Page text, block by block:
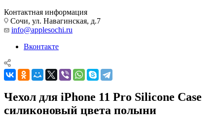
Контактная информация
Сочи, ул. Навагинская, д.7
info@applesochi.ru
Вконтакте
Чехол для iPhone 11 Pro Silicone Case
силиконовый цвета полыни